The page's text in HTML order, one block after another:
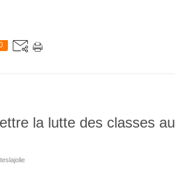
la lutte des classes au